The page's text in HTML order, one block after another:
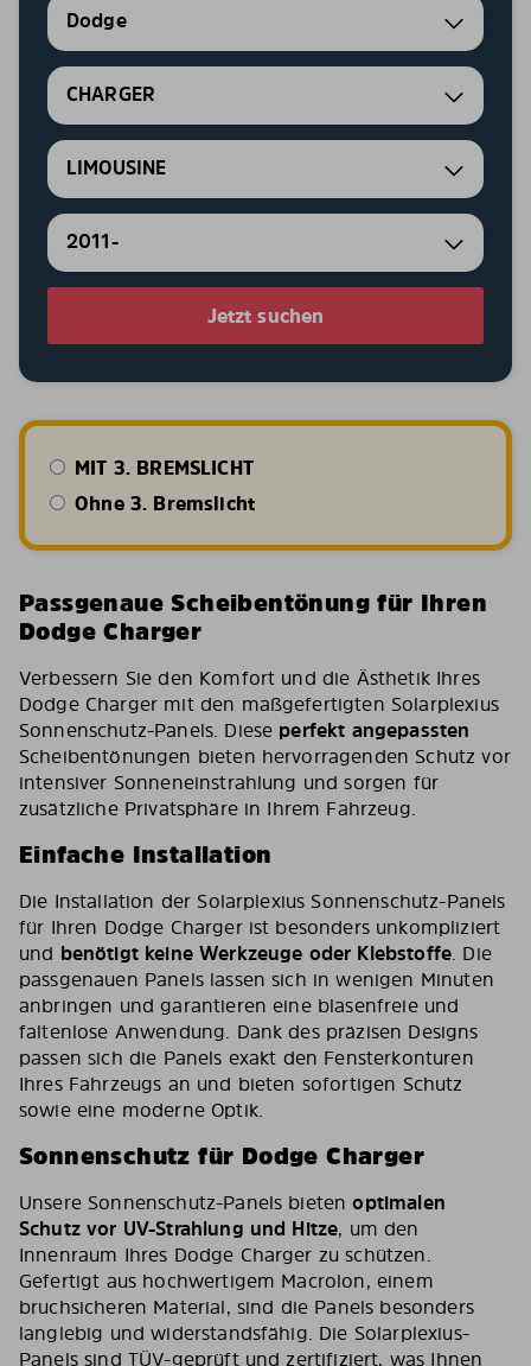
Dodge
CHARGER
LIMOUSINE
2011-
Jetzt suchen
MIT 3. BREMSLICHT
Ohne 3. Bremslicht
Passgenaue Scheibentönung für Ihren
Dodge Charger
Verbessern Sie den Komfort und die Ästhetik Ihres
Dodge Charger mit den maßgefertigten Solarplexius
Sonnenschutz-Panels. Diese perfekt angepassten
Scheibentönungen bieten hervorragenden Schutz vor
intensiver Sonneneinstrahlung und sorgen für
zusätzliche Privatsphäre in Ihrem Fahrzeug.
Einfache Installation
Die Installation der Solarplexius Sonnenschutz-Panels
für Ihren Dodge Charger ist besonders unkompliziert
und benötigt keine Werkzeuge oder Klebstoffe. Die
passgenauen Panels lassen sich in wenigen Minuten
anbringen und garantieren eine blasenfreie und
faltenlose Anwendung. Dank des präzisen Designs
passen sich die Panels exakt den Fensterkonturen
Ihres Fahrzeugs an und bieten sofortigen Schutz
sowie eine moderne Optik.
Sonnenschutz für Dodge Charger
Unsere Sonnenschutz-Panels bietenoptimalen
Schutz vor UV-Strahlung und Hitze, um den
Innenraum Ihres Dodge Charger zu schützen.
Gefertigt aus hochwertigem Macrolon, einem
bruchsicheren Material, sind die Panels besonders
langlebig und widerstandsfähig. Die Solarplexius-
Panels sind TÜV-geprüft und zertifiziert, was Ihnen